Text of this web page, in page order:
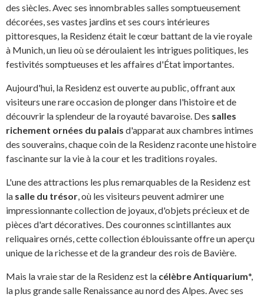
des siècles. Avec ses innombrables salles somptueusement
décorées, ses vastes jardins et ses cours intérieures
pittoresques, la Residenz était le cœur battant de la vie royale
à Munich, un lieu où se déroulaient les intrigues politiques, les
festivités somptueuses et les affaires d'État importantes.
Aujourd'hui, la Residenz est ouverte au public, offrant aux
visiteurs une rare occasion de plonger dans l'histoire et de
découvrir la splendeur de la royauté bavaroise. Des salles
richement ornées du palais d'apparat aux chambres intimes
des souverains, chaque coin de la Residenz raconte une histoire
fascinante sur la vie à la cour et les traditions royales.
L'une des attractions les plus remarquables de la Residenz est
la salle du trésor, où les visiteurs peuvent admirer une
impressionnante collection de joyaux, d'objets précieux et de
pièces d'art décoratives. Des couronnes scintillantes aux
reliquaires ornés, cette collection éblouissante offre un aperçu
unique de la richesse et de la grandeur des rois de Bavière.
Mais la vraie star de la Residenz est la célèbre Antiquarium*,
la plus grande salle Renaissance au nord des Alpes. Avec ses